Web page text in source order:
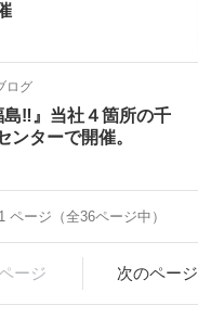
ログ
島‼︎』当社４箇所の千
ンターで開催。
1ページ（全36ページ中）
ージ 次のページ